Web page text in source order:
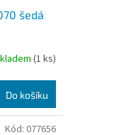
R
M
A
šedá
(1 ks)
Do košíku
Kód: 077656